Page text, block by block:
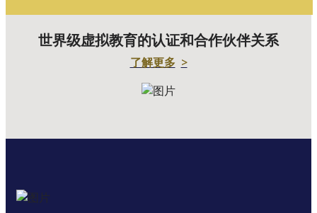
世界级虚拟教育的认证和合作伙伴关系
了解更多 >